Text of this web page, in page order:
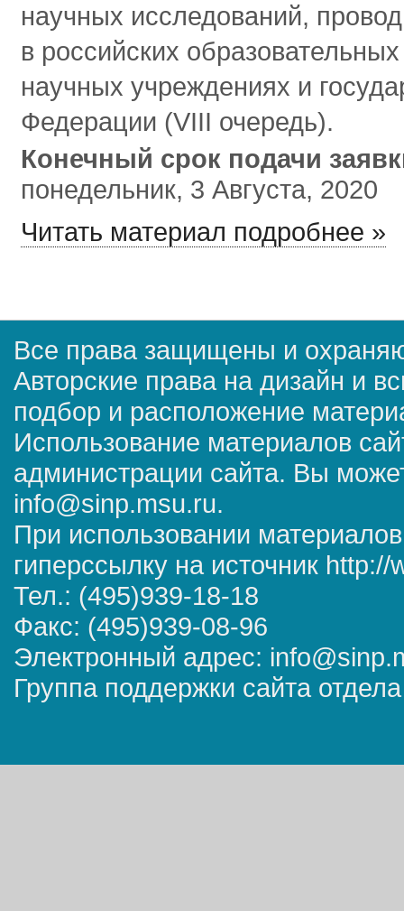
научных исследований,
в российских
научных учреждениях и
Федерации (VIII очередь).
Конечный срок подачи
понедельник, 3 Августа, 2020
Читать материал подробнее »
Все права защищены и
Авторские права на дизайн и
подбор и расположение
Использование материалов
администрации сайта. Вы
info@sinp.msu.ru.
При использовании
гиперссылку на источник
Тел.: (495)939-18-18
Факс: (495)939-08-96
Электронный адрес:
Группа поддержки сайта